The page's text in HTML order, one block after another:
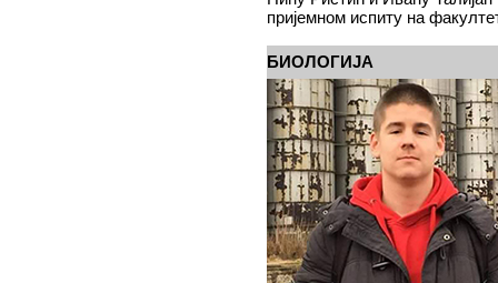
пријемном испиту на
БИОЛОГИЈА